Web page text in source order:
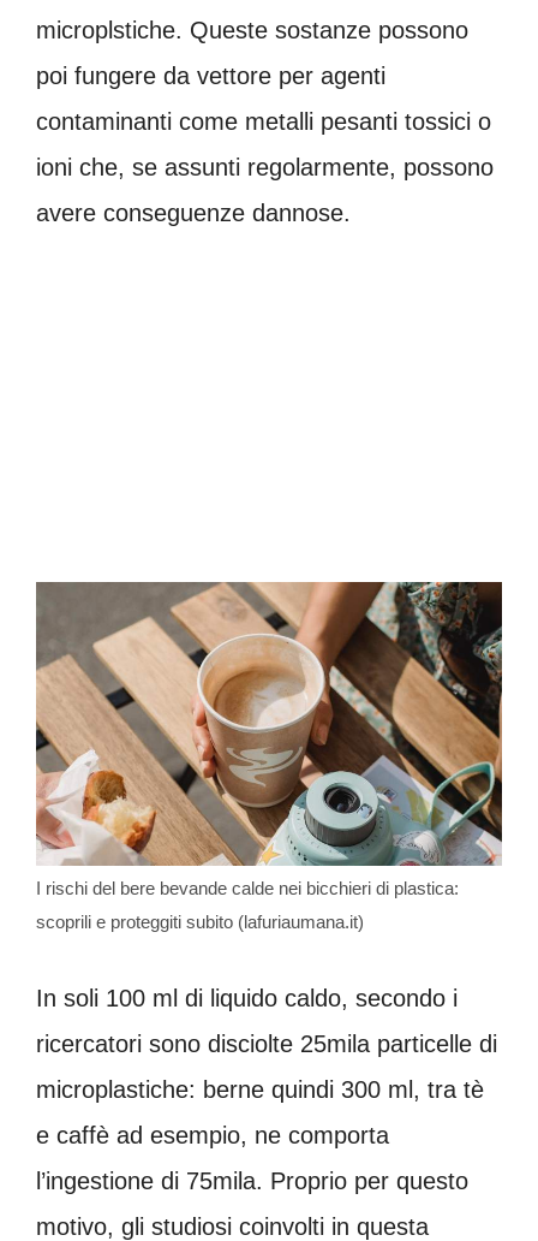
microplstiche. Queste sostanze possono
poi fungere da vettore per agenti
contaminanti come metalli pesanti tossici o
ioni che, se assunti regolarmente, possono
avere conseguenze dannose.
I rischi del bere bevande calde nei bicchieri di plastica:
scoprili e proteggiti subito (lafuriaumana.it)
In soli 100 ml di liquido caldo, secondo i
ricercatori sono disciolte 25mila particelle di
microplastiche: berne quindi 300 ml, tra tè
e caffè ad esempio, ne comporta
l’ingestione di 75mila. Proprio per questo
motivo, gli studiosi coinvolti in questa